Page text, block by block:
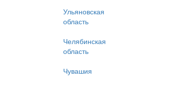
Ульяновская
область
Челябинская
область
Чувашия